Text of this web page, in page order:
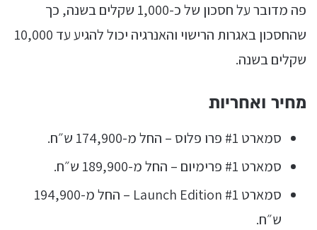
פה מדובר על חסכון של כ-1,000 שקלים בשנה, כך
שהחסכון באגרות הרישוי והאנרגיה יכול להגיע עד 10,000
שקלים בשנה.
מחיר ואחריות
סמארט #1 פרו פלוס – החל מ-174,900 ש״ח.
סמארט #1 פרימיום – החל מ-189,900 ש״ח.
סמארט #1 Launch Edition – החל מ-194,900
ש״ח.